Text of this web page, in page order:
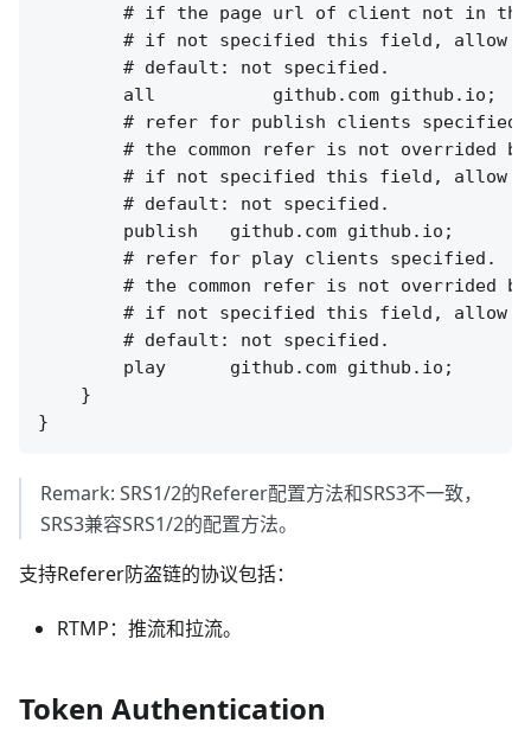
# if the page url of client not in
# if not specified this field, allow
        # default: not specified.
        all           github.com github.io;
        # refer for publish clients specified.
# the common refer is not overrided
# if not specified this field, allow
        # default: not specified.
        publish   github.com github.io;
        # refer for play clients specified.
# the common refer is not overrided
# if not specified this field, allow
        # default: not specified.
        play      github.com github.io;
    }
Remark: SRS1/2的Referer配置方法和SRS3不一致，
SRS3兼容SRS1/2的配置方法。
支持Referer防盗链的协议包括：
RTMP：推流和拉流。
Token Authentication